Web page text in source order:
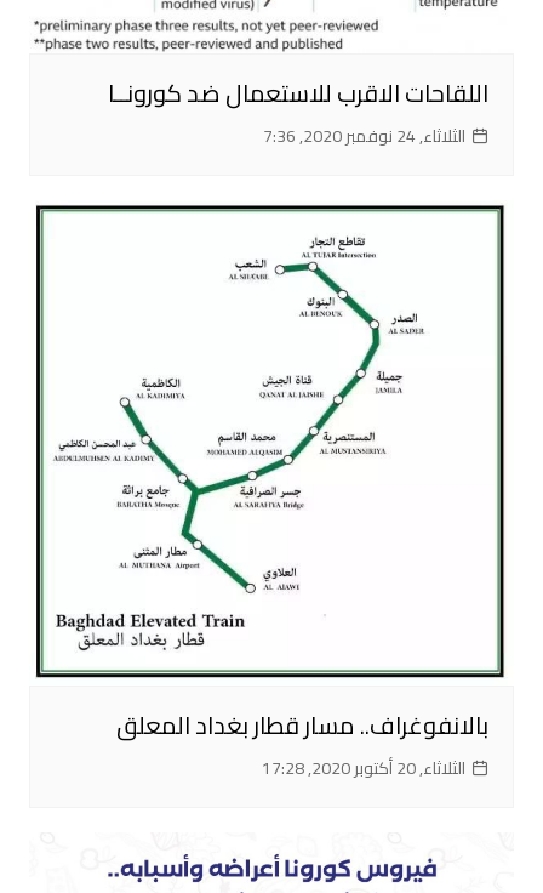
اللقاحات الاقرب للاستعمال ضد كورونــا
الثلاثاء, 24 نوفمبر 2020, 7:36
بالانفوغراف.. مسار قطار بغداد المعلق
الثلاثاء, 20 أكتوبر 2020, 17:28